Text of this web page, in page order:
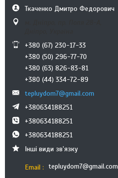
Ткаченко Дмитро Федорович
+380 (67) 230-17-33
+380 (50) 296-77-70
+380 (63) 826-83-81
+380 (44) 334-72-89
tepluydom7@gmail.com
+380634188251
+380634188251
+380634188251
Інші види зв'язку
Email tepluydom7@gmail.com